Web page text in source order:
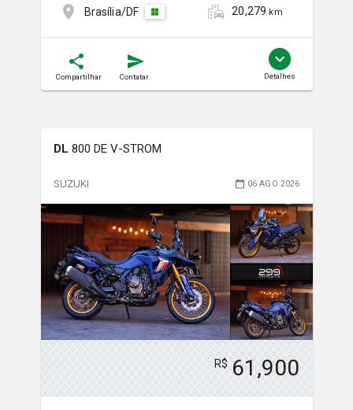
Brasília/DF
20,279 km
Compartilhar Contatar Detalhes
DL 800 DE V-STROM
SUZUKI 06 AGO 2026
R$ 61,900